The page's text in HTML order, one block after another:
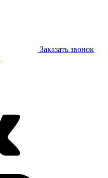
Заказать звонок